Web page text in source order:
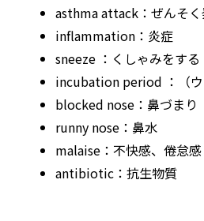
asthma attack：ぜんそ
inflammation：炎症
sneeze ：くしゃみをする
incubation period ：（
blocked nose：鼻づまり
runny nose：鼻水
malaise：不快感、倦怠感
antibiotic：抗生物質